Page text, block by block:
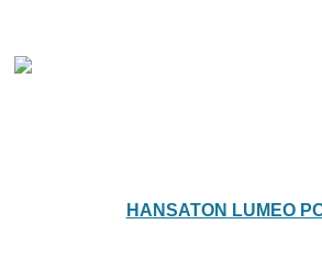
HANSATON LUMEO